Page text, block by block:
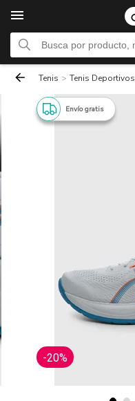
Tenis > Tenis Deportivos
Envío gratis
-20%